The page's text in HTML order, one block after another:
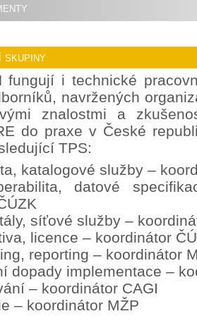
skupiny
fungují i technické
navržených
znalostmi a
do praxe v České
TPS:
katalogové služby –
datové
síťové služby –
licence – koordinátor
reporting – koordinátor
dopady implementace –
– koordinátor CAGI
– koordinátor MŽP